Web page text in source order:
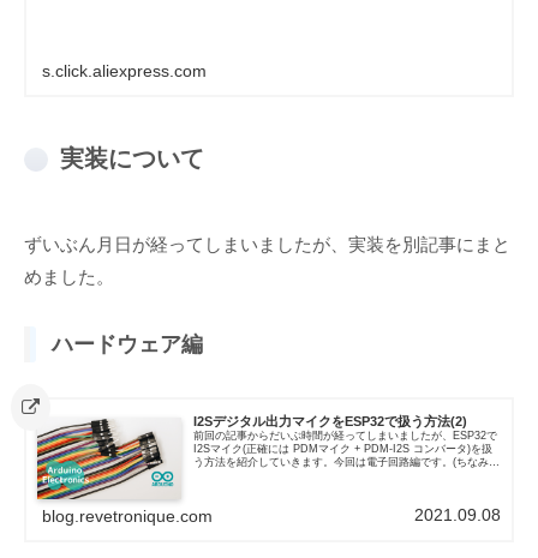
s.click.aliexpress.com
実装について
ずいぶん月日が経ってしまいましたが、実装を別記事にまと
めました。
ハードウェア編
I2Sデジタル出力マイクをESP32で扱う方法(2)
前回の記事からだいぶ時間が経ってしまいましたが、ESP32で
I2Sマイク(正確には PDMマイク + PDM-I2S コンバータ)を扱
う方法を紹介していきます。今回は電子回路編です。(ちなみに
blog.revetronique.com 2021.09.08